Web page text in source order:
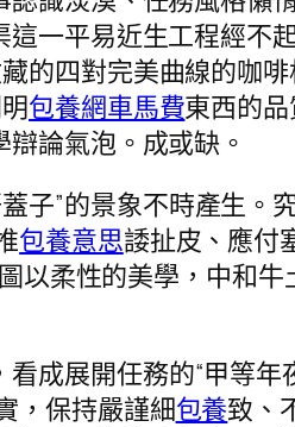
這一平易近生工程經不
的四對完美曲線的咖
包養網車馬費東西的
論氣泡。成或缺。
子”的景象不時產生。
包養意思諉扯皮、應付
以柔性的美學，中和
成展開任務的“甲等年
，保持嚴謹細包養致、